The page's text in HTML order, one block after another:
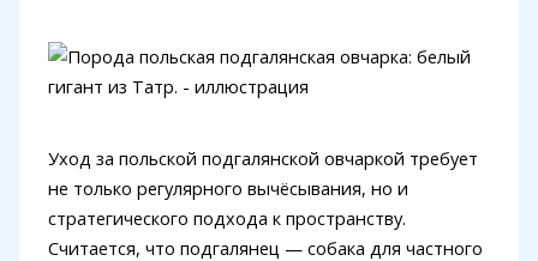
Уход за польской подгалянской овчаркой требует
не только регулярного вычёсывания, но и
стратегического подхода к пространству.
Считается, что подгалянец — собака для частного